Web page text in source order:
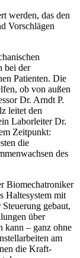
werden, das den
Vorschlägen
bei der
Patienten. Die
ob von außen
Dr. Arndt P.
leitet den
Laborleiter Dr.
Zeitpunkt:
die
des
Biomechatroniker
Haltesystem mit
gebaut,
über
kann – ganz ohne
am
die Kraft-